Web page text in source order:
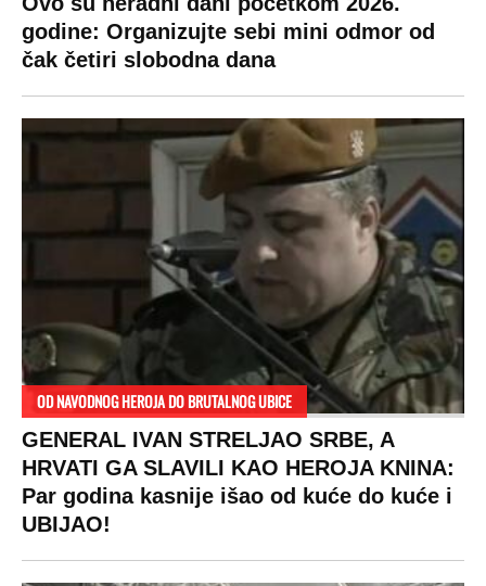
godine: Organizujte sebi mini odmor od
čak četiri slobodna dana
OD NAVODNOG HEROJA DO BRUTALNOG UBICE
GENERAL IVAN STRELJAO SRBE, A
HRVATI GA SLAVILI KAO HEROJA KNINA:
Par godina kasnije išao od kuće do kuće i
UBIJAO!